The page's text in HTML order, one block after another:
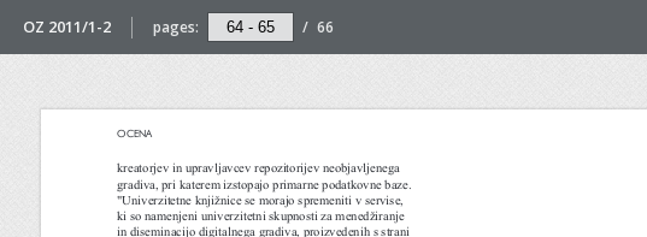
OZ 2011/1-2 pages: / 66